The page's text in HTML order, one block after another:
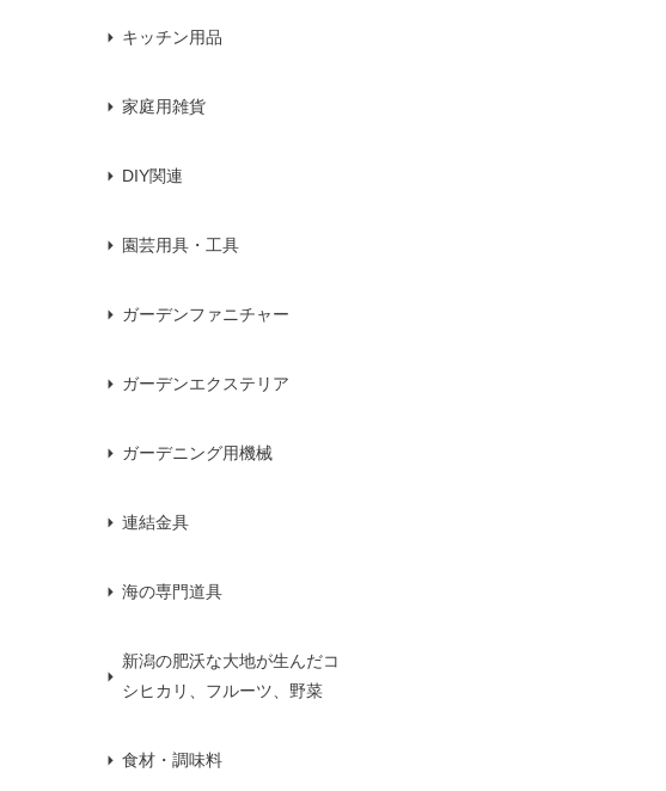
キッチン用品
家庭用雑貨
DIY関連
園芸用具・工具
ガーデンファニチャー
ガーデンエクステリア
ガーデニング用機械
連結金具
海の専門道具
新潟の肥沃な大地が生んだコ
シヒカリ、フルーツ、野菜
食材・調味料